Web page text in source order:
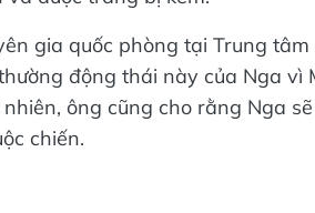
được trang bị kém.
gia quốc phòng tại Trung
động thái này của Nga vì
ông cũng cho rằng Nga
chiến.